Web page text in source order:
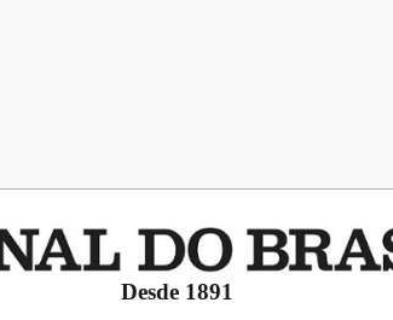
Desde 1891